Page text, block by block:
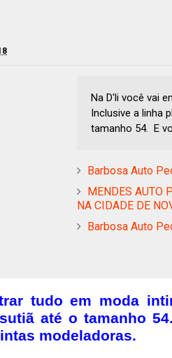
Na D'li você vai
Inclusive a linha
tamanho 54. E
Barbosa Auto
MENDES AUTO
NA CIDADE DE
Barbosa Auto
tudo em moda
até o tamanho
modeladoras.